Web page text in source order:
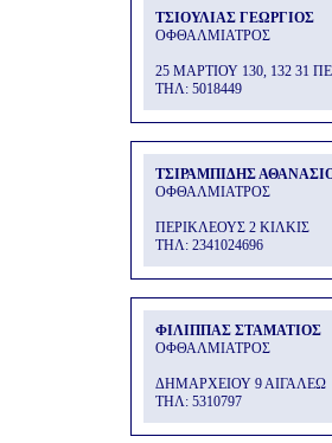
ΤΣΙΟΥΛΙΑΣ ΓΕΩΡΓΙΟΣ
ΟΦΘΑΛΜΙΑΤΡΟΣ
25 ΜΑΡΤΙΟΥ 130, 132 31
THΛ: 5018449
ΤΣΙΡΑΜΠΙΔΗΣ
ΟΦΘΑΛΜΙΑΤΡΟΣ
ΠΕΡΙΚΛΕΟΥΣ 2 ΚΙΛΚΙΣ
THΛ: 2341024696
ΦΙΛΙΠΠΑΣ ΣΤΑΜΑΤΙΟΣ
ΟΦΘΑΛΜΙΑΤΡΟΣ
ΔΗΜΑΡΧΕΙΟΥ 9 ΑΙΓΑΛΕΩ
THΛ: 5310797